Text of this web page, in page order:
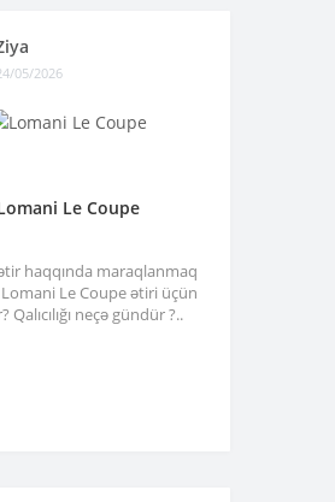
05/2026
Le Coupe
haqqında maraqlanmaq
Le Coupe ətiri üçün
Qalıcılığı neçə gündür ?..